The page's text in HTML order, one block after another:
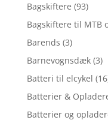
Bagskiftere (93)
Bagskiftere til MTB
Barends (3)
Barnevognsdæk (3)
Batteri til elcykel
Batterier &
Batterier og